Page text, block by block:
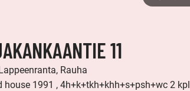
11
Rauha
house 1991 , 4h+k+tkh+khh+s+psh+wc 2 kpl